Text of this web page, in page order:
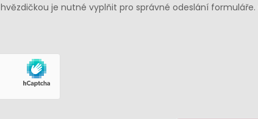
je nutné vyplňit pro správné odeslání